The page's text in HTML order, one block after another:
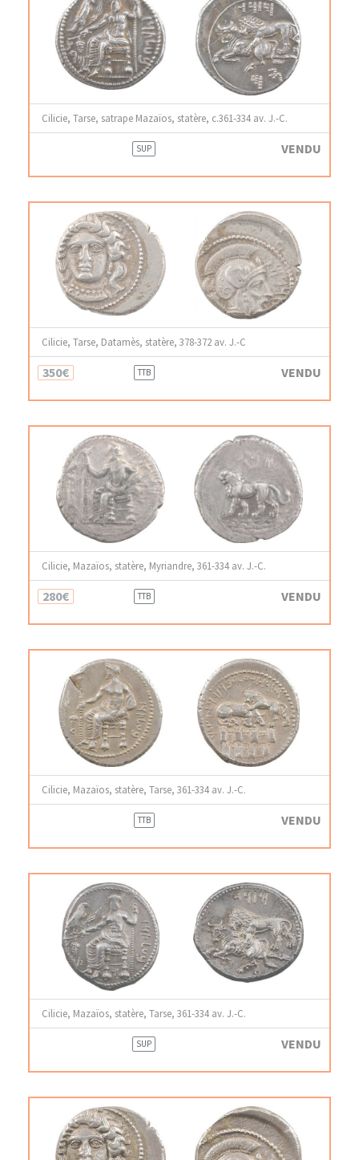
Cilicie, Tarse, satrape Mazaïos, statère, c.361-334 av. J.-C.
SUP VENDU
Cilicie, Tarse, Datamès, statère, 378-372 av. J.-C
350€ TTB VENDU
Cilicie, Mazaïos, statère, Myriandre, 361-334 av. J.-C.
280€ TTB VENDU
Cilicie, Mazaïos, statère, Tarse, 361-334 av. J.-C.
TTB VENDU
Cilicie, Mazaïos, statère, Tarse, 361-334 av. J.-C.
SUP VENDU